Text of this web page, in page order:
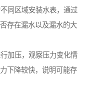
同区域安装水表，通过
存在漏水以及漏水的大
加压，观察压力变化情
下降较快，说明可能存